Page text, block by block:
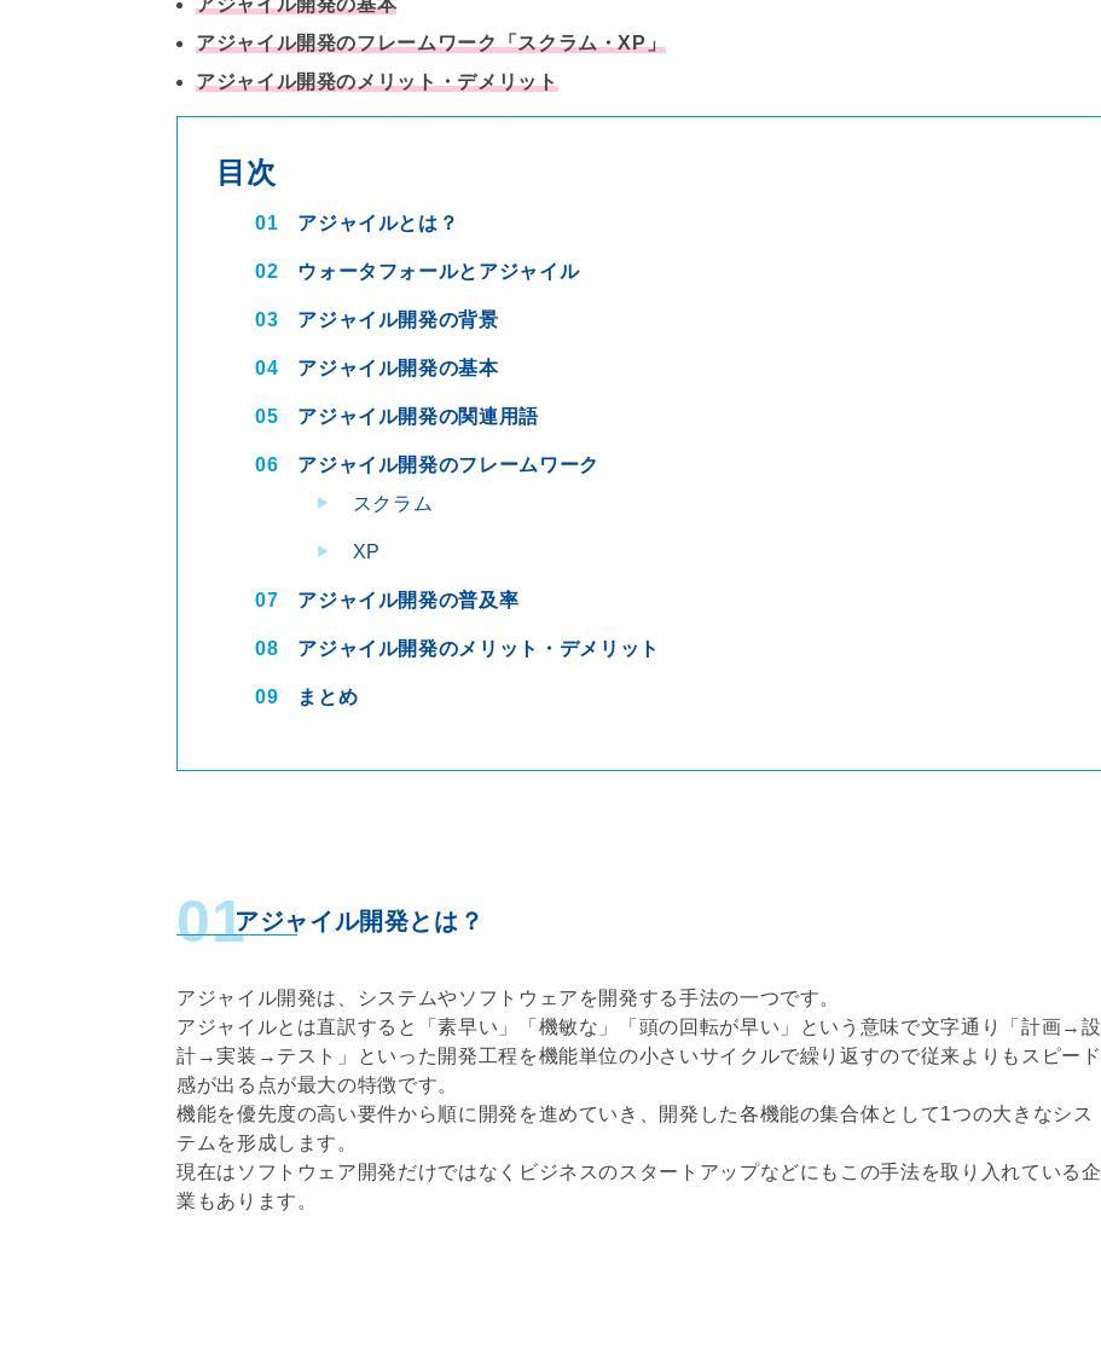
アジャイル開発のフレームワーク「スクラム・XP」
アジャイル開発のメリット・デメリット
目次
01 アジャイルとは？
02 ウォータフォールとアジャイル
03 アジャイル開発の背景
04 アジャイル開発の基本
05 アジャイル開発の関連用語
06
アジャイル開発のフレームワーク
スクラム
XP
07 アジャイル開発の普及率
08 アジャイル開発のメリット・デメリット
09 まとめ
01アジャイル開発とは？
アジャイル開発は、システムやソフトウェアを開発する手法の一つです。
アジャイルとは直訳すると「素早い」「機敏な」「頭の回転が早い」という意味で文字通り「計画→設
計→実装→テスト」といった開発工程を機能単位の小さいサイクルで繰り返すので従来よりもスピード
感が出る点が最大の特徴です。
機能を優先度の高い要件から順に開発を進めていき、開発した各機能の集合体として1つの大きなシス
テムを形成します。
現在はソフトウェア開発だけではなくビジネスのスタートアップなどにもこの手法を取り入れている企
業もあります。